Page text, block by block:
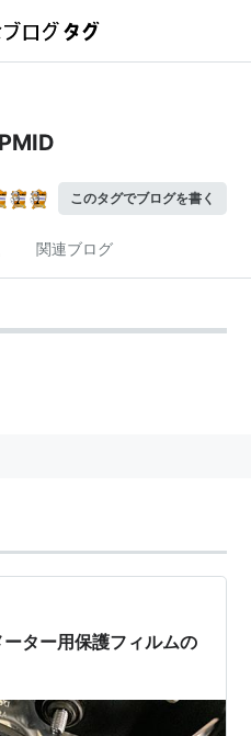
このタグでブログを書く
関連ブログ
ター用保護フィルムの